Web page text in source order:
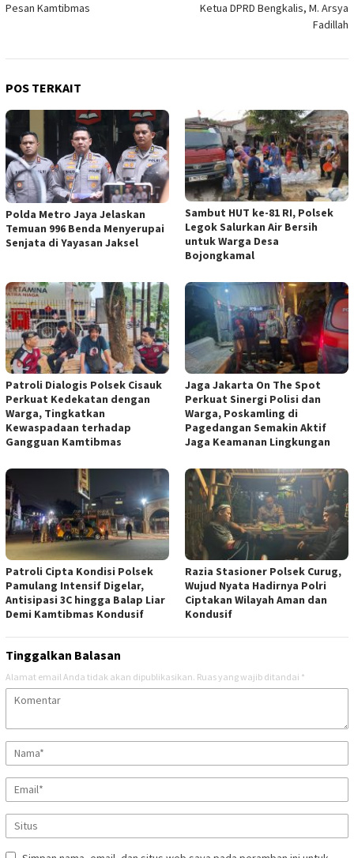
Pesan Kamtibmas
Ketua DPRD Bengkalis, M. Arsya
Fadillah
POS TERKAIT
Polda Metro Jaya Jelaskan
Temuan 996 Benda Menyerupai
Senjata di Yayasan Jaksel
Sambut HUT ke-81 RI, Polsek
Legok Salurkan Air Bersih
untuk Warga Desa
Bojongkamal
Patroli Dialogis Polsek Cisauk
Perkuat Kedekatan dengan
Warga, Tingkatkan
Kewaspadaan terhadap
Gangguan Kamtibmas
Jaga Jakarta On The Spot
Perkuat Sinergi Polisi dan
Warga, Poskamling di
Pagedangan Semakin Aktif
Jaga Keamanan Lingkungan
Patroli Cipta Kondisi Polsek
Pamulang Intensif Digelar,
Antisipasi 3C hingga Balap Liar
Demi Kamtibmas Kondusif
Razia Stasioner Polsek Curug,
Wujud Nyata Hadirnya Polri
Ciptakan Wilayah Aman dan
Kondusif
Tinggalkan Balasan
Alamat email Anda tidak akan dipublikasikan. Ruas yang wajib ditandai *